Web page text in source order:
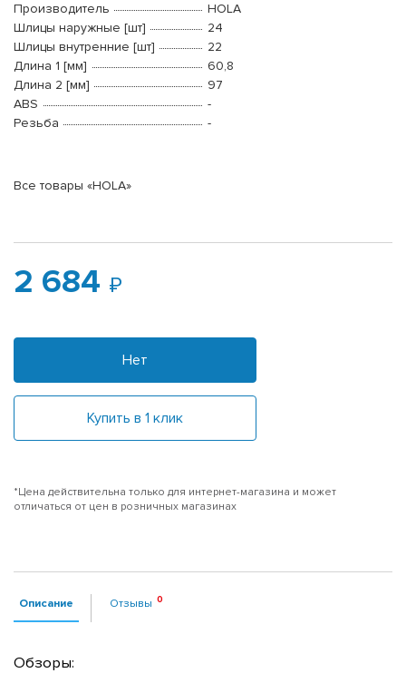
Производитель
HOLA
Шлицы наружные [шт]
24
Шлицы внутренние [шт]
22
Длина 1 [мм]
60,8
Длина 2 [мм]
97
ABS
-
Резьба
-
Все товары «HOLA»
2 684
Нет
Купить в 1 клик
*Цена действительна только для интернет-магазина и может
отличаться от цен в розничных магазинах
Описание Отзывы
Обзоры: